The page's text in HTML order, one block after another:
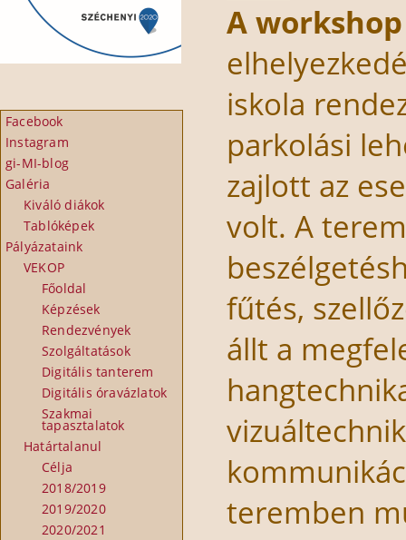
Facebook
Instagram
gi-MI-blog
Galéria
Kiváló diákok
Tablóképek
Pályázataink
VEKOP
Főoldal
Képzések
Rendezvények
Szolgáltatások
Digitális tanterem
Digitális óravázlatok
Szakmai
tapasztalatok
Határtalanul
Célja
2018/2019
2019/2020
2020/2021
A
iskola
parkolási
zajlott az
volt. A
fűtés,
állt a
teremben